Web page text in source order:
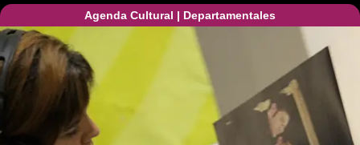
Agenda Cultural | Departamentales